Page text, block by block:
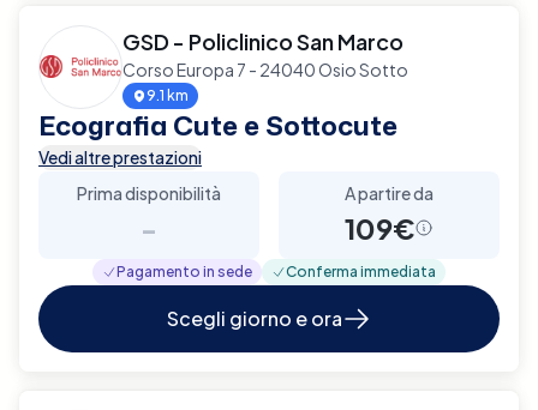
GSD - Policlinico San Marco
Corso Europa 7 - 24040 Osio Sotto
9.1 km
Ecografia Cute e Sottocute
Vedi altre prestazioni
Prima disponibilità
-
A partire da
109€
Pagamento in sede Conferma immediata
Scegli giorno e ora